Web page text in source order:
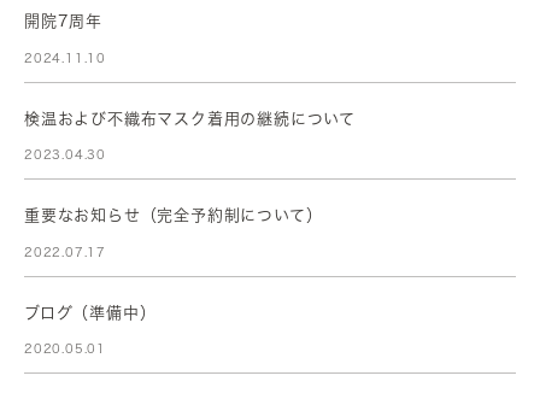
開院7周年
2024.11.10
検温および不織布マスク着用の継続について
2023.04.30
重要なお知らせ（完全予約制について）
2022.07.17
ブログ（準備中）
2020.05.01